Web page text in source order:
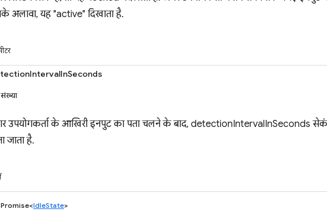
अलावा, यह "active" दिखाता है.
संख्या
उपयोगकर्ता के आखिरी इनपुट का पता चलने के बाद, detectionIntervalInSeconds सेकंड
जाता है.
Promise<IdleState>